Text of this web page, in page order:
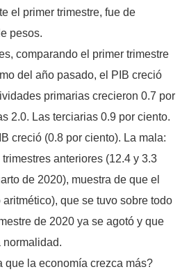
el primer trimestre, fue de
pesos.
comparando el primer trimestre
del año pasado, el PIB creció
primarias crecieron 0.7 por
2.0. Las terciarias 0.9 por ciento.
creció (0.8 por ciento). La mala:
anteriores (12.4 y 3.3
de 2020), muestra de que el
que se tuvo sobre todo
de 2020 ya se agotó y que
normalidad.
que la economía crezca más?